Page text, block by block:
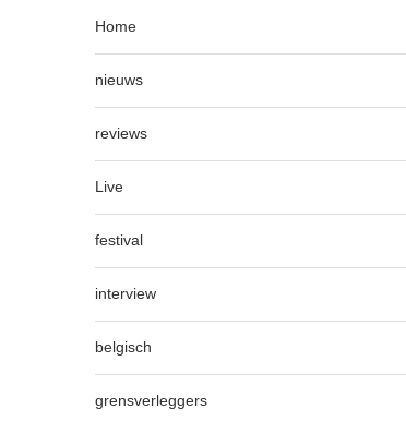
Home
nieuws
reviews
Live
festival
interview
belgisch
grensverleggers